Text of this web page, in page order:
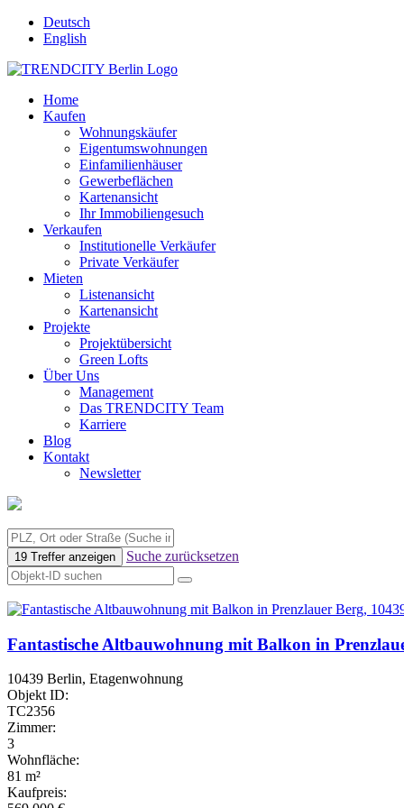
Deutsch
English
Home
Kaufen
Wohnungskäufer
Eigentumswohnungen
Einfamilienhäuser
Gewerbeflächen
Kartenansicht
Ihr Immobiliengesuch
Verkaufen
Institutionelle Verkäufer
Private Verkäufer
Mieten
Listenansicht
Kartenansicht
Projekte
Projektübersicht
Green Lofts
Über Uns
Management
Das TRENDCITY Team
Karriere
Blog
Kontakt
Newsletter
19 Treffer anzeigen Suche zurücksetzen
Fantastische Altbauwohnung mit Balkon in
10439 Berlin, Etagenwohnung
Objekt ID:
TC2356
Zimmer:
3
Wohnfläche:
81 m²
Kaufpreis: